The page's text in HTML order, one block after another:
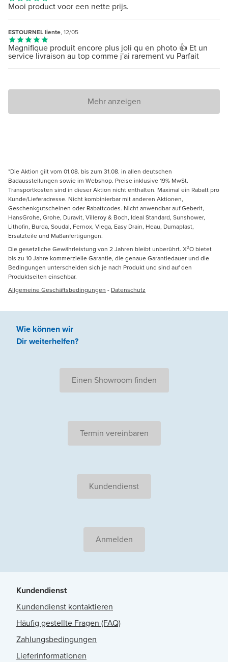
Mooi product voor een nette prijs.
ESTOURNEL liente, 12/05
Magnifique produit encore plus joli qu en photo 👍 Et un
service livraison au top comme j'ai rarement vu Parfait
Mehr anzeigen
*Die Aktion gilt vom 01.08. bis zum 31.08. in allen deutschen
Badausstellungen sowie im Webshop. Preise inklusive 19% MwSt.
Transportkosten sind in dieser Aktion nicht enthalten. Maximal ein Rabatt pro
Kunde/Lieferadresse. Nicht kombinierbar mit anderen Aktionen,
Geschenkgutscheinen oder Rabattcodes. Nicht anwendbar auf Geberit,
HansGrohe, Grohe, Duravit, Villeroy & Boch, Ideal Standard, Sunshower,
Lithofin, Burda, Soudal, Fernox, Viega, Easy Drain, Heau, Dumaplast,
Ersatzteile und Maßanfertigungen.
Die gesetzliche Gewährleistung von 2 Jahren bleibt unberührt. X²O bietet
bis zu 10 Jahre kommerzielle Garantie, die genaue Garantiedauer und die
Bedingungen unterscheiden sich je nach Produkt und sind auf den
Produktseiten einsehbar.
Allgemeine Geschäftsbedingungen - Datenschutz
Wie können wir
Dir weiterhelfen?
Einen Showroom finden
Termin vereinbaren
Kundendienst
Anmelden
Kundendienst
Kundendienst kontaktieren
Häufig gestellte Fragen (FAQ)
Zahlungsbedingungen
Lieferinformationen